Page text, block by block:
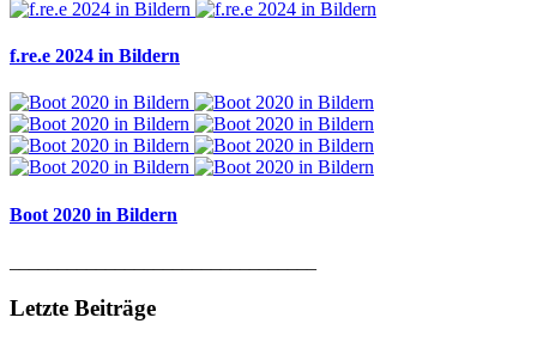
f.re.e 2024 in Bildern
Boot 2020 in Bildern
Letzte Beiträge